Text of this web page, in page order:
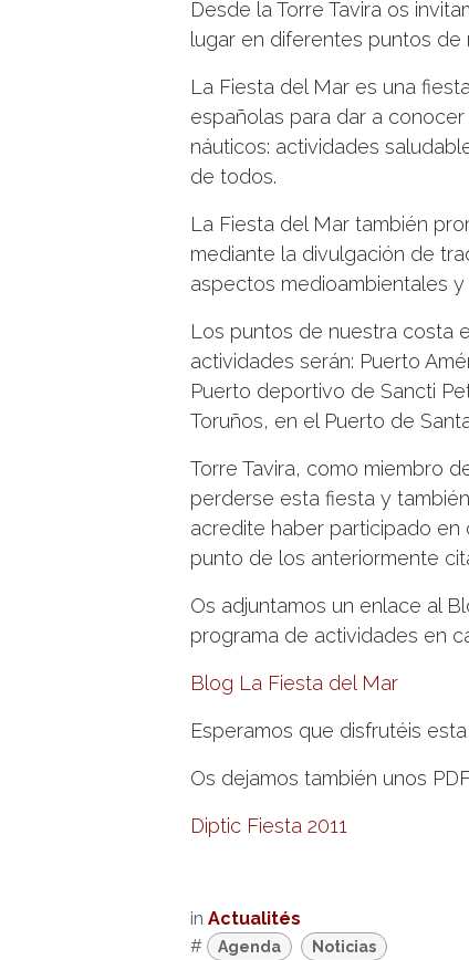
Desde la Torre Tavira os
lugar en diferentes puntos
La Fiesta del Mar es una
españolas para dar a
náuticos: actividades
de todos.
La Fiesta del Mar también
mediante la divulgación de
aspectos medioambientales
Los puntos de nuestra costa
actividades serán: Puerto
Puerto deportivo de Sancti
Toruños, en el Puerto de
Torre Tavira, como miembro
perderse esta fiesta y
acredite haber participado en
punto de los anteriormente
Os adjuntamos un enlace al
programa de actividades en
Blog La Fiesta del Mar
Esperamos que disfrutéis
Os dejamos también unos
Diptic Fiesta 2011
in Actualités
#
Agenda Noticias